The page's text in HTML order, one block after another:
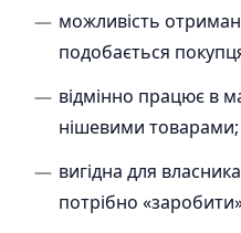
можливість
подобається
відмінно працює в
нішевими товарами;
вигідна для
потрібно